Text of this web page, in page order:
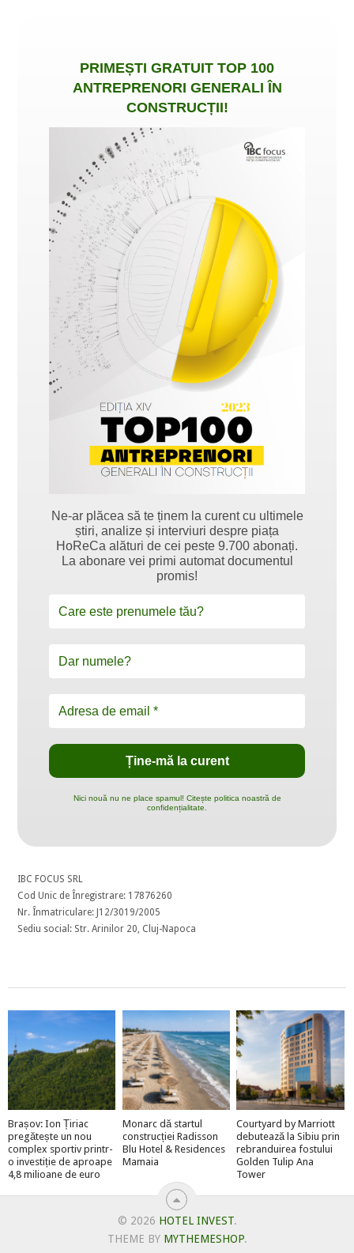
PRIMEȘTI GRATUIT TOP 100
ANTREPRENORI GENERALI ÎN
CONSTRUCȚII!
Ne-ar plăcea să te ținem la curent cu ultimele
știri, analize și interviuri despre piața
HoReCa alături de cei peste 9.700 abonați.
La abonare vei primi automat documentul
promis!
Nici nouă nu ne place spamul! Citește politica noastră de
confidențialitate.
IBC FOCUS SRL
Cod Unic de Înregistrare: 17876260
Nr. Înmatriculare: J12/3019/2005
Sediu social: Str. Arinilor 20, Cluj-Napoca
Brașov: Ion Țiriac
pregătește un nou
complex sportiv printr-
o investiție de aproape
4,8 milioane de euro
Monarc dă startul
construcției Radisson
Blu Hotel & Residences
Mamaia
Courtyard by Marriott
debutează la Sibiu prin
rebranduirea fostului
Golden Tulip Ana
Tower
© 2026 HOTEL INVEST.
THEME BY MYTHEMESHOP.